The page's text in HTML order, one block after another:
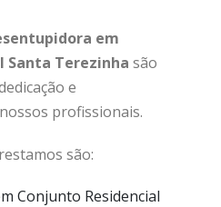
em
Santa Terezinha são
e
profissionais.
são:
Conjunto Residencial